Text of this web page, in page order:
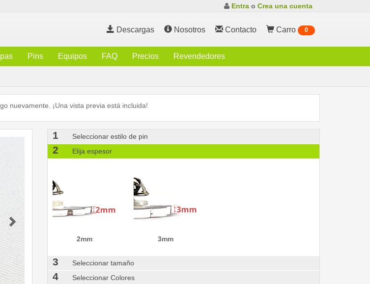
Entra o Crea una cuenta
Descargas Nosotros Contacto Carro 0
Pins Equipos FAQ Precios Revendedores
nuevamente. ¡Una vista previa está incluida!
1 Seleccionar estilo de pin
2 Elija espesor
2mm 3mm
3 Seleccionar tamaño
4 Seleccionar Colores